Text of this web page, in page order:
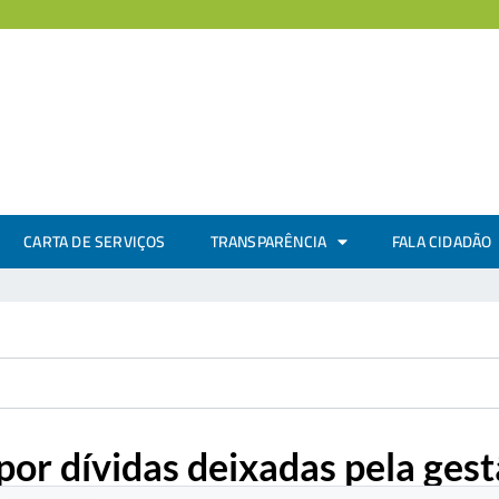
CARTA DE SERVIÇOS TRANSPARÊNCIA FALA CIDADÃO
dívidas deixadas pela